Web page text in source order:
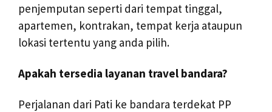
penjemputan seperti dari tempat tinggal,
apartemen, kontrakan, tempat kerja ataupun
lokasi tertentu yang anda pilih.
Apakah tersedia layanan travel bandara?
Perjalanan dari Pati ke bandara terdekat PP